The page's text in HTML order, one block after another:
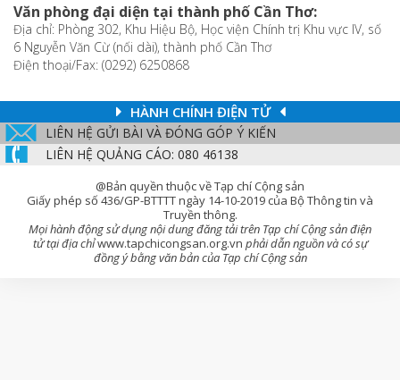
Văn phòng đại diện tại thành phố Cần Thơ:
Địa chỉ: Phòng 302, Khu Hiệu Bộ, Học viện Chính trị Khu vực IV, số
6 Nguyễn Văn Cừ (nối dài), thành phố Cần Thơ
Điện thoại/Fax: (0292) 6250868
HÀNH CHÍNH ĐIỆN TỬ
LIÊN HỆ GỬI BÀI VÀ ĐÓNG GÓP Ý KIẾN
LIÊN HỆ QUẢNG CÁO: 080 46138
@Bản quyền thuộc về Tạp chí Cộng sản
Giấy phép số 436/GP-BTTTT ngày 14-10-2019 của Bộ Thông tin và
Truyền thông.
Mọi hành động sử dụng nội dung đăng tải trên Tạp chí Cộng sản điện
tử tại địa chỉwww.tapchicongsan.org.vn phải dẫn nguồn và có sự
đồng ý bằng văn bản của Tạp chí Cộng sản